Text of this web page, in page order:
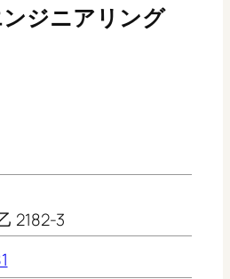
ジニアリング
2182-3